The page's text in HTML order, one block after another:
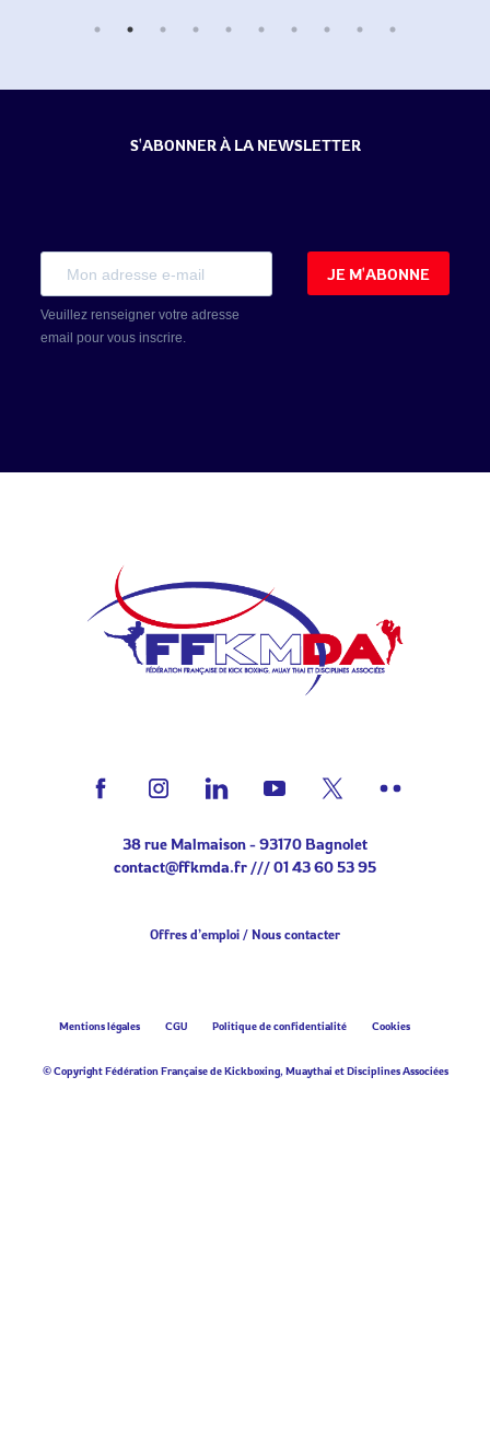
S'ABONNER À LA NEWSLETTER
Veuillez renseigner votre adresse
email pour vous inscrire.
JE M'ABONNE
38 rue Malmaison - 93170 Bagnolet
contact@ffkmda.fr ///01 43 60 53 95
Offres d’emploi Nous contacter
Mentions légales CGU Politique de confidentialité Cookies
© Copyright Fédération Française de Kickboxing, Muaythai et Disciplines Associées